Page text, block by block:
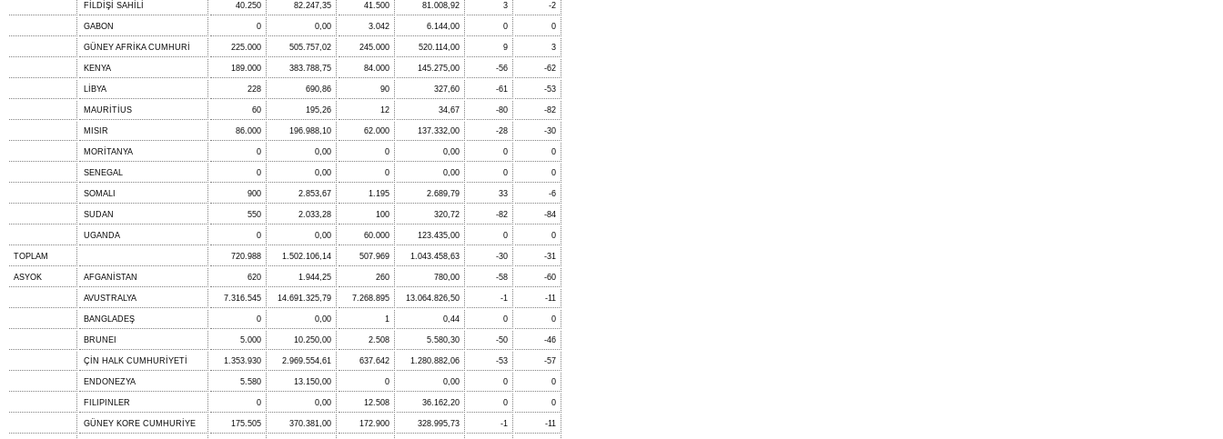
FİLDİŞİ SAHİLİ 40.250 82.247,35 41.500 81.008,92 3 -2
GABON 0 0,00 3.042 6.144,00 0 0
GÜNEY AFRİKA CUMHURİ 225.000 505.757,02 245.000 520.114,00 9 3
KENYA 189.000 383.788,75 84.000 145.275,00 -56 -62
LİBYA 228 690,86 90 327,60 -61 -53
MAURİTİUS 60 195,26 12 34,67 -80 -82
MISIR 86.000 196.988,10 62.000 137.332,00 -28 -30
MORİTANYA 0 0,00 0 0,00 0 0
SENEGAL 0 0,00 0 0,00 0 0
SOMALI 900 2.853,67 1.195 2.689,79 33 -6
SUDAN 550 2.033,28 100 320,72 -82 -84
UGANDA 0 0,00 60.000 123.435,00 0 0
TOPLAM 720.988 1.502.106,14 507.969 1.043.458,63 -30 -31
ASYOK AFGANİSTAN 620 1.944,25 260 780,00 -58 -60
AVUSTRALYA 7.316.545 14.691.325,79 7.268.895 13.064.826,50 -1 -11
BANGLADEŞ 0 0,00 1 0,44 0 0
BRUNEI 5.000 10.250,00 2.508 5.580,30 -50 -46
ÇİN HALK CUMHURİYETİ 1.353.930 2.969.554,61 637.642 1.280.882,06 -53 -57
ENDONEZYA 5.580 13.150,00 0 0,00 0 0
FILIPINLER 0 0,00 12.508 36.162,20 0 0
GÜNEY KORE CUMHURİYE 175.505 370.381,00 172.900 328.995,73 -1 -11